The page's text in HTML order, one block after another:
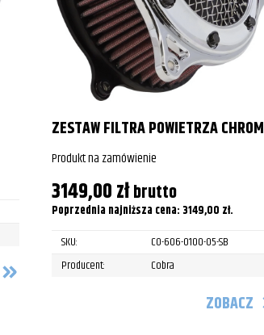
ZESTAW FILTRA POWIETRZA CHROM
Produkt na zamówienie
3149,00złbrutto
Poprzednia najniższa cena: 3149,00 zł.
SKU:
CO-606-0100-05-SB
Producent:
Cobra
ZOBACZ